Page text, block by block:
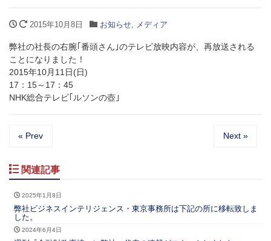
2015年10月8日 お知らせ, メディア
弊社の社長の右腕｢番頭さん｣のテレビ放映内容が、再放送される
ことになりました！
2015年10月11日(日)
17：15～17：45
NHK総合テレビ｢ルソンの壺｣
« Prev Next »
関連記事
2025年1月8日
弊社ビジネスインテリジェンス・東京事務所は下記の所に移転致しま
した。
2024年6月4日